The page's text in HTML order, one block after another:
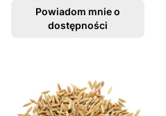
Powiadom mnie o
dostępności